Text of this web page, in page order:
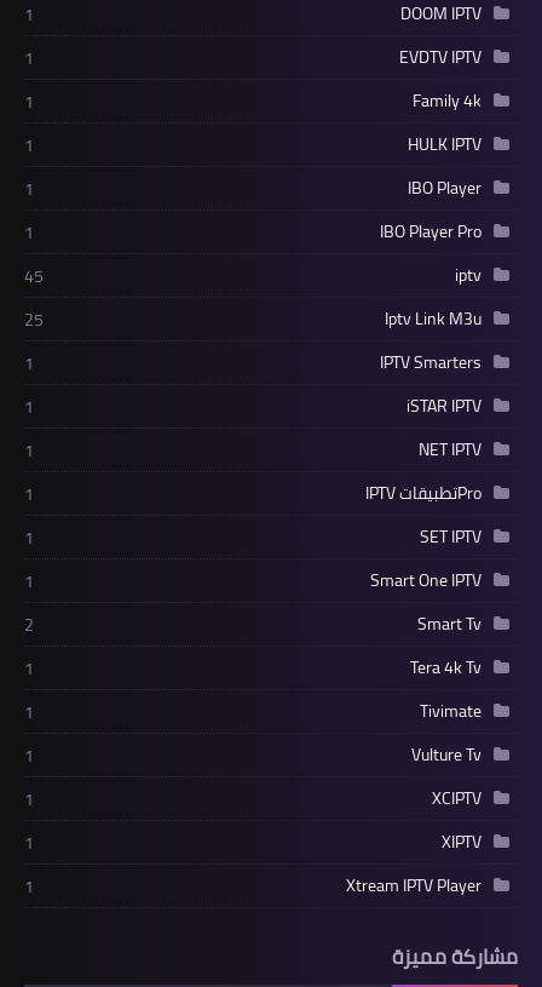
DOOM IPTV
1
EVDTV IPTV
1
Family 4k
1
HULK IPTV
1
IBO Player
1
IBO Player Pro
1
iptv
45
Iptv Link M3u
25
IPTV Smarters
1
iSTAR IPTV
1
NET IPTV
1
Proتطبيقات IPTV
1
SET IPTV
1
Smart One IPTV
1
Smart Tv
2
Tera 4k Tv
1
Tivimate
1
Vulture Tv
1
XCIPTV
1
XIPTV
1
Xtream IPTV Player
1
مشاركة مميزة